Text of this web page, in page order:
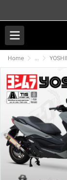
Home ...